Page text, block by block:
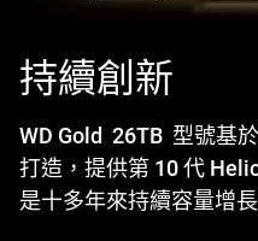
持續創新
WD Gold 26TB 型號基
打造，提供第 10 代
是十多年來持續容量增